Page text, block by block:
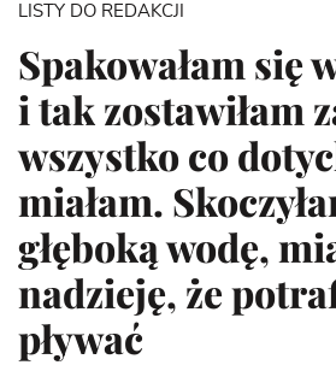
LISTY DO REDAKCJI
Spakowałam się
i tak zostawiłam
wszystko co
miałam.
głęboką wodę,
nadzieję, że
pływać